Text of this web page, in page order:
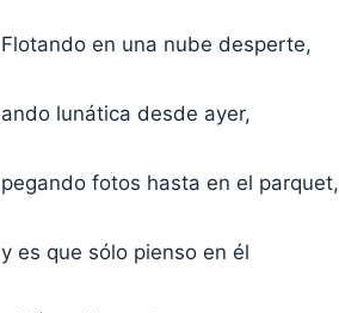
Flotando en una nube desperte,
ando lunática desde ayer,
pegando fotos hasta en el parquet,
y es que sólo pienso en él